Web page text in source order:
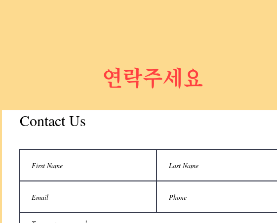
연락주세요
Contact Us